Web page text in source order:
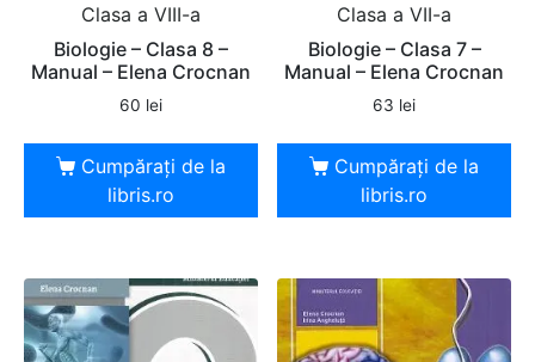
Clasa a VIII-a
Biologie – Clasa 8 –
Manual – Elena Crocnan
60 lei
Cumpărați de la
libris.ro
Clasa a VII-a
Biologie – Clasa 7 –
Manual – Elena Crocnan
63 lei
Cumpărați de la
libris.ro